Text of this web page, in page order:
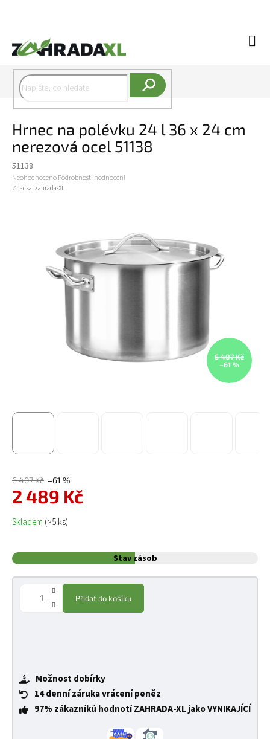
Hrnec na polévku 24 l 36 x 24 cm
nerezová ocel 51138
51138
Průměrné hodnocení produktu je 0,0 z 5 hvězdiček.
NeohodnocenoPodrobnosti hodnocení
Značka: zahrada-XL
6 407 Kč
–61 %
6 407 Kč –61 %
2 489 Kč
Měrná cena:
Skladem (>5 ks)
Stav zásob
Přidat do košíku
Možnost dobírky
14 denní záruka vrácení peněz
97% zákazníků hodnotí ZAHRADA-XL jako VYNIKAJÍCÍ